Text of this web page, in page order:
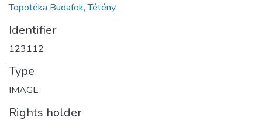
Topotéka Budafok, Tétény
Identifier
123112
Type
IMAGE
Rights holder